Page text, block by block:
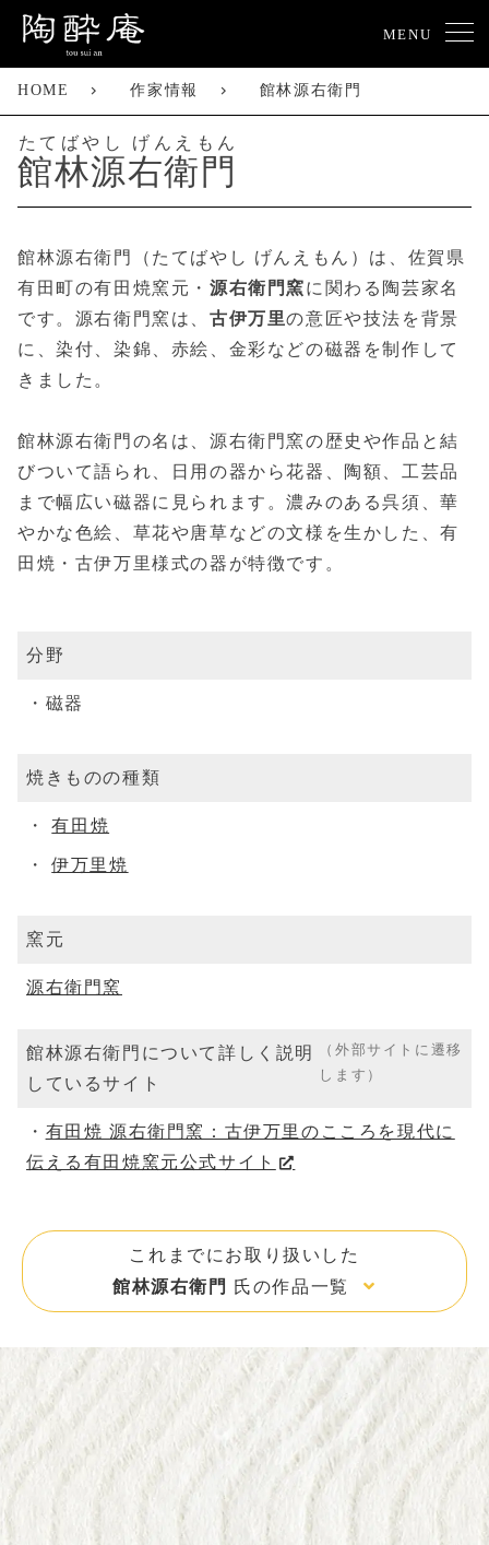
MENU
HOME 作家情報 館林源右衛門
館林源右衛門
たてばやし げんえもん
館林源右衛門（たてばやし げんえもん）は、佐賀県
有田町の有田焼窯元・ 源右衛門窯に関わる陶芸家名
です。源右衛門窯は、 古伊万里の意匠や技法を背景
に、染付、染錦、赤絵、金彩などの磁器を制作して
きました。
館林源右衛門の名は、源右衛門窯の歴史や作品と結
びついて語られ、日用の器から花器、陶額、工芸品
まで幅広い磁器に見られます。濃みのある呉須、華
やかな色絵、草花や唐草などの文様を生かした、有
田焼・古伊万里様式の器が特徴です。
分野
磁器
焼きものの種類
有田焼
伊万里焼
窯元
源右衛門窯
館林源右衛門について詳しく説明
しているサイト
（外部サイトに遷移
します）
有田焼 源右衛門窯：古伊万里のこころを現代に
伝える有田焼窯元公式サイト
これまでにお取り扱いした
館林源右衛門
氏の作品一覧